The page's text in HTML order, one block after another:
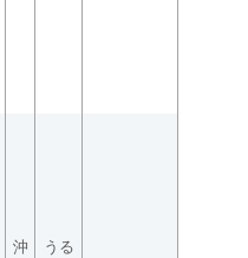
沖
うる